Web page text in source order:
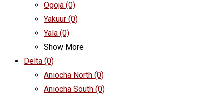
Ogoja (0)
Yakuur (0)
Yala (0)
Show More
Delta (0)
Aniocha North (0)
Aniocha South (0)